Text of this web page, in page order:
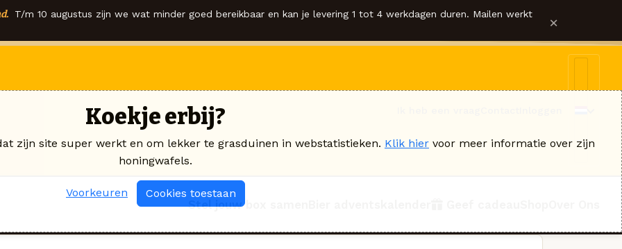
T/m 10 augustus zijn we wat minder goed bereikbaar en kan je levering 1 tot 4 werkdagen duren. Mailen werkt ×
Stel jouw box samen
Koekje erbij?
zijn site super werkt en om lekker te grasduinen in webstatistieken. Klik hier voor meer informatie over zijn
honingwafels.
Voorkeuren Cookies toestaan